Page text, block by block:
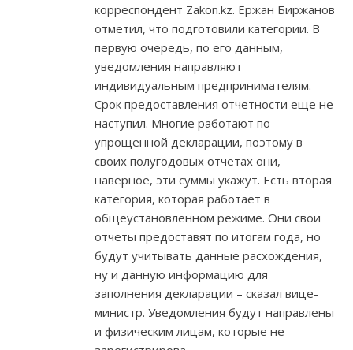
корреспондент Zakon.kz. Ержан Биржанов
отметил, что подготовили категории. В
первую очередь, по его данным,
уведомления направляют
индивидуальным предпринимателям.
Срок предоставления отчетности еще не
наступил. Многие работают по
упрощенной декларации, поэтому в
своих полугодовых отчетах они,
наверное, эти суммы укажут. Есть вторая
категория, которая работает в
общеустановленном режиме. Они свои
отчеты предоставят по итогам года, но
будут учитывать данные расхождения,
ну и данную информацию для
заполнения декларации – сказал вице-
министр. Уведомления будут направлены
и физическим лицам, которые не